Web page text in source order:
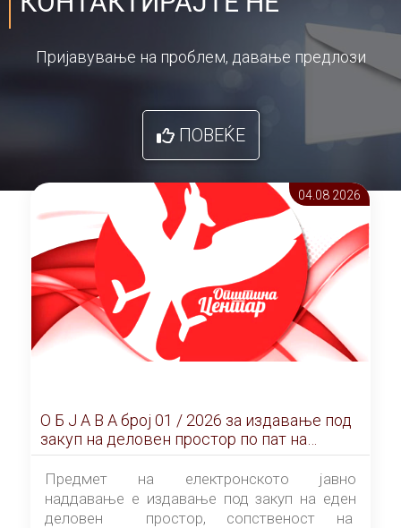
Пријавување на проблем, давање предлози
ПОВЕЌЕ
04.08 2026
О Б Ј А В А брoj 01 / 2026 за издавање под
закуп на деловен простор по пат на
ЕЛЕКТРОНСКО ЈАВНО НАДДАВАЊЕ
Предмет на електронското јавно
наддавање е издавање под закуп на еден
деловен простор, сопственост на